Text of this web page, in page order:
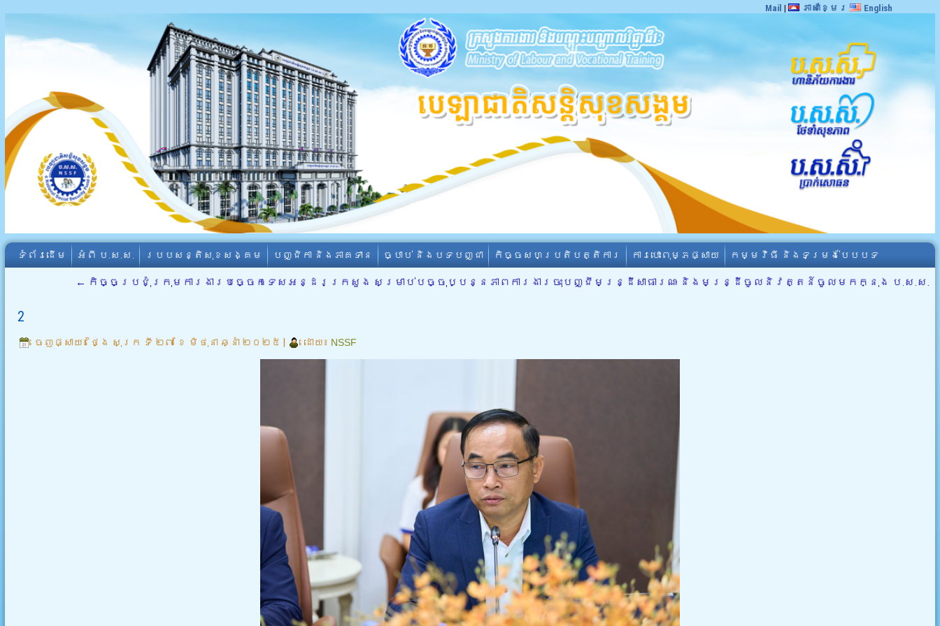
Mail | ភាសាខ្មែរ English
ទំព័រដើម អំពី​ ប.ស.ស. របបសន្តិសុខសង្គម បញ្ជិកា និងភាគទាន ច្បាប់ និងបទបញ្ជា កិច្ចសហប្រតិបត្តិការ ការបោះពុម្ភផ្សាយ កម្មវិធី និងទម្រង់បែបបទ
← កិច្ចប្រជុំក្រុមការងារបច្ចេកទេសអន្ដរក្រសួង សម្រាប់បច្ចុប្បន្នភាពការងារចុះបញ្ជីមន្រ្ដីសាធារណៈ និងមន្រ្ដីចូលនិវត្តន៍ចូលមកក្នុង ប.ស.ស.
2
ចេញផ្សាយ៖ ថ្ងៃ សុក្រ ទី ២៧ ខែ មិថុនា ឆ្នាំ ២០២៥ ដោយ៖ NSSF